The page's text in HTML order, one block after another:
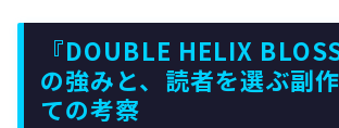
『DOUBLE HELIX
の強みと、読者を選ぶ副
ての考察